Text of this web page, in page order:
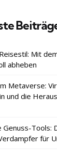
Mit
abheben
Metaverse:
und die
Genuss-Tools:
für